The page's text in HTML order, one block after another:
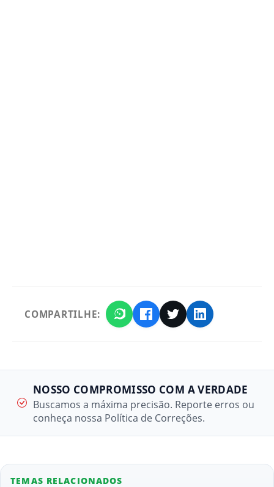
COMPARTILHE:
NOSSO COMPROMISSO COM A VERDADE
Buscamos a máxima precisão. Reporte erros ou
conheça nossa Política de Correções.
TEMAS RELACIONADOS